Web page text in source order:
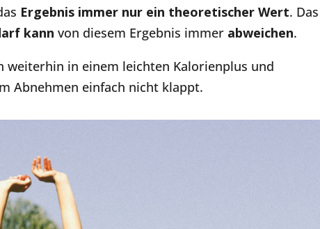
Ergebnis immer nur ein theoretischer Wert. Das
kann von diesem Ergebnis immer abweichen.
weiterhin in einem leichten Kalorienplus und
Abnehmen einfach nicht klappt.